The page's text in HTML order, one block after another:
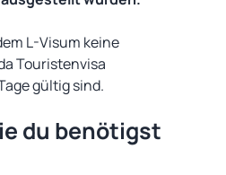
L-Visum keine
Touristenvisa
gültig sind.
du benötigst